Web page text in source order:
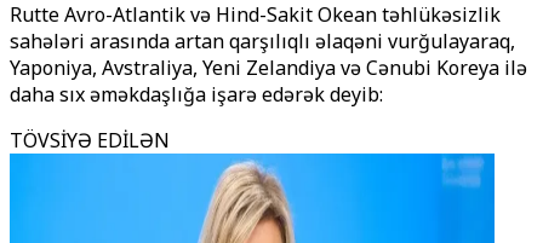
Rutte Avro-Atlantik və Hind-Sakit Okean təhlükəsizlik
sahələri arasında artan qarşılıqlı əlaqəni vurğulayaraq,
Yaponiya, Avstraliya, Yeni Zelandiya və Cənubi Koreya ilə
daha sıx əməkdaşlığa işarə edərək deyib:
TÖVSİYƏ EDİLƏN